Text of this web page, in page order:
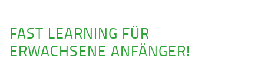
FAST LEARNING FÜR
ERWACHSENE ANFÄNGER!